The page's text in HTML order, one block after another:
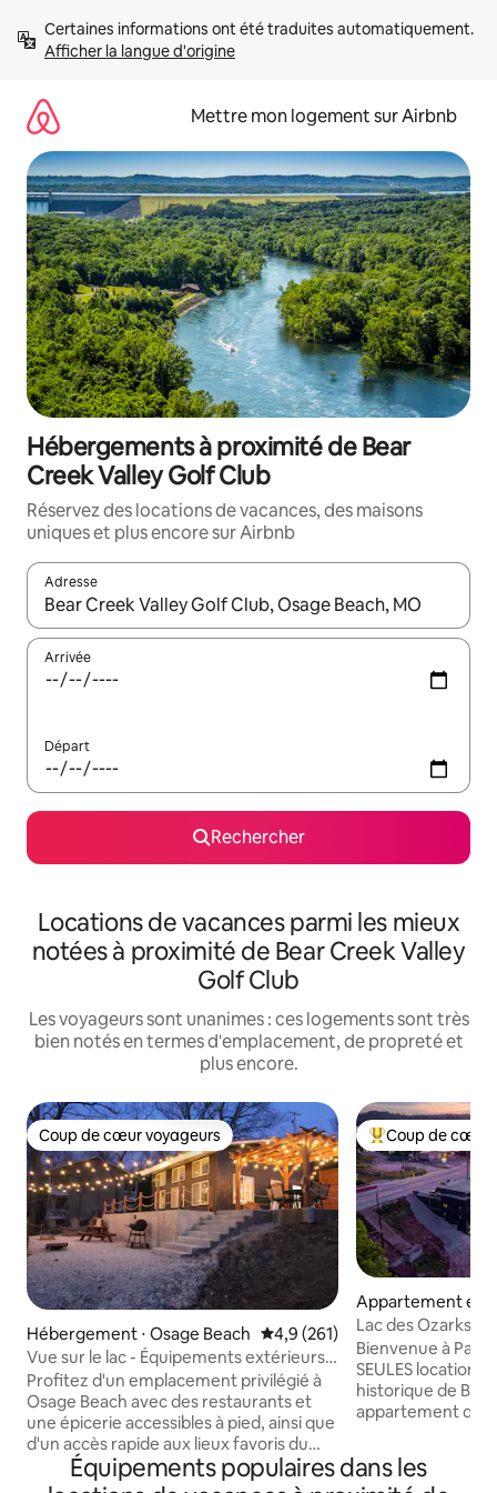
directement
Afficher la langue d'origine
Mettre mon logement sur Airbnb
Hébergements à proximité de Bear
Creek Valley Golf Club
Réservez des locations de vacances, des maisons
uniques et plus encore sur Airbnb
Adresse
Lorsque les résultats s'affichent, utilisez les flèches vers le
Arrivée
Départ
Rechercher
Locations de vacances parmi les mieux
notées à proximité de Bear Creek Valley
Golf Club
Les voyageurs sont unanimes : ces logements sont très
bien notés en termes d'emplacement, de propreté et
plus encore.
Coup de cœur voyageurs
Coup de cœur voyageurs
Hébergement ⋅ Osage Beach Évaluation moyenne sur la
4,9 (261)
Vue sur le lac - Équipements extérieurs -
Foyer - Emplacement
Profitez d'un emplacement privilégié à
Osage Beach avec des restaurants et
une épicerie accessibles à pied, ainsi que
d'un accès rapide aux lieux favoris du
bord de l'eau comme Dog Days et
Backwater Jacks. L'espace extérieur
Coups de cœur
Coup de cœur
Appartement en
⋅ Lake Ozark
Lac des Ozarks !
vacances sur la
Bienvenue à
SEULES locations
historique de
appartement de
bain sur la
frais, propre et
Équipements populaires dans les